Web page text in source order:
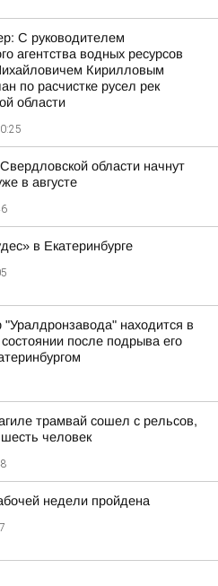
С руководителем
агентства водных ресурсов
Кирилловым
по расчистке русел рек
области
области начнут
в августе
в Екатеринбурге
"Уралдронзавода" находится в
после подрыва его
трамвай сошел с рельсов,
человек
недели пройдена